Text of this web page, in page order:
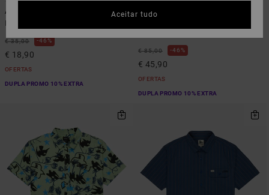
Antonia Figueiredo Bird Logo
€ 35,00 46%
€ 18,90
OFERTAS
DUPLA PROMO 10% EXTRA
Antonia Figueiredo Love Birdsie
€ 85,00 46%
€ 45,90
OFERTAS
DUPLA PROMO 10% EXTRA
Aceitar tudo